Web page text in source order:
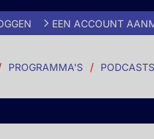
EEN ACCOUNT
PROGRAMMA'S PODCASTS